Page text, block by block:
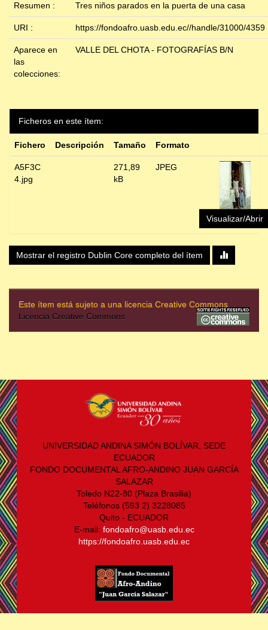
Resumen : Tres niños parados en la puerta de una casa
URI : https://fondoafro.uasb.edu.ec//handle/31000/4359
Aparece en
las
colecciones:
VALLE DEL CHOTA - FOTOGRAFÍAS B/N
Ficheros en este ítem:
Fichero Descripción Tamaño Formato
A5F3C
4.jpg
271,89
kB
JPEG
Visualizar/Abrir
Mostrar el registro Dublin Core completo del ítem
Este ítem está sujeto a una licencia Creative Commons
Licencia Creative Commons
UNIVERSIDAD ANDINA SIMÓN BOLÍVAR, SEDE
ECUADOR
FONDO DOCUMENTAL AFRO-ANDINO JUAN GARCÍA
SALAZAR
Toledo N22-80 (Plaza Brasilia)
Teléfonos (593 2) 3228085
Quito - ECUADOR
E-mail: fondoafro@uasb.edu.ec
https://fondoafro.uasb.edu.ec